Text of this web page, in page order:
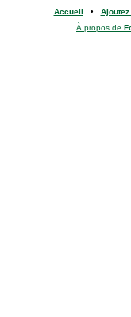
Accueil •
À propos de